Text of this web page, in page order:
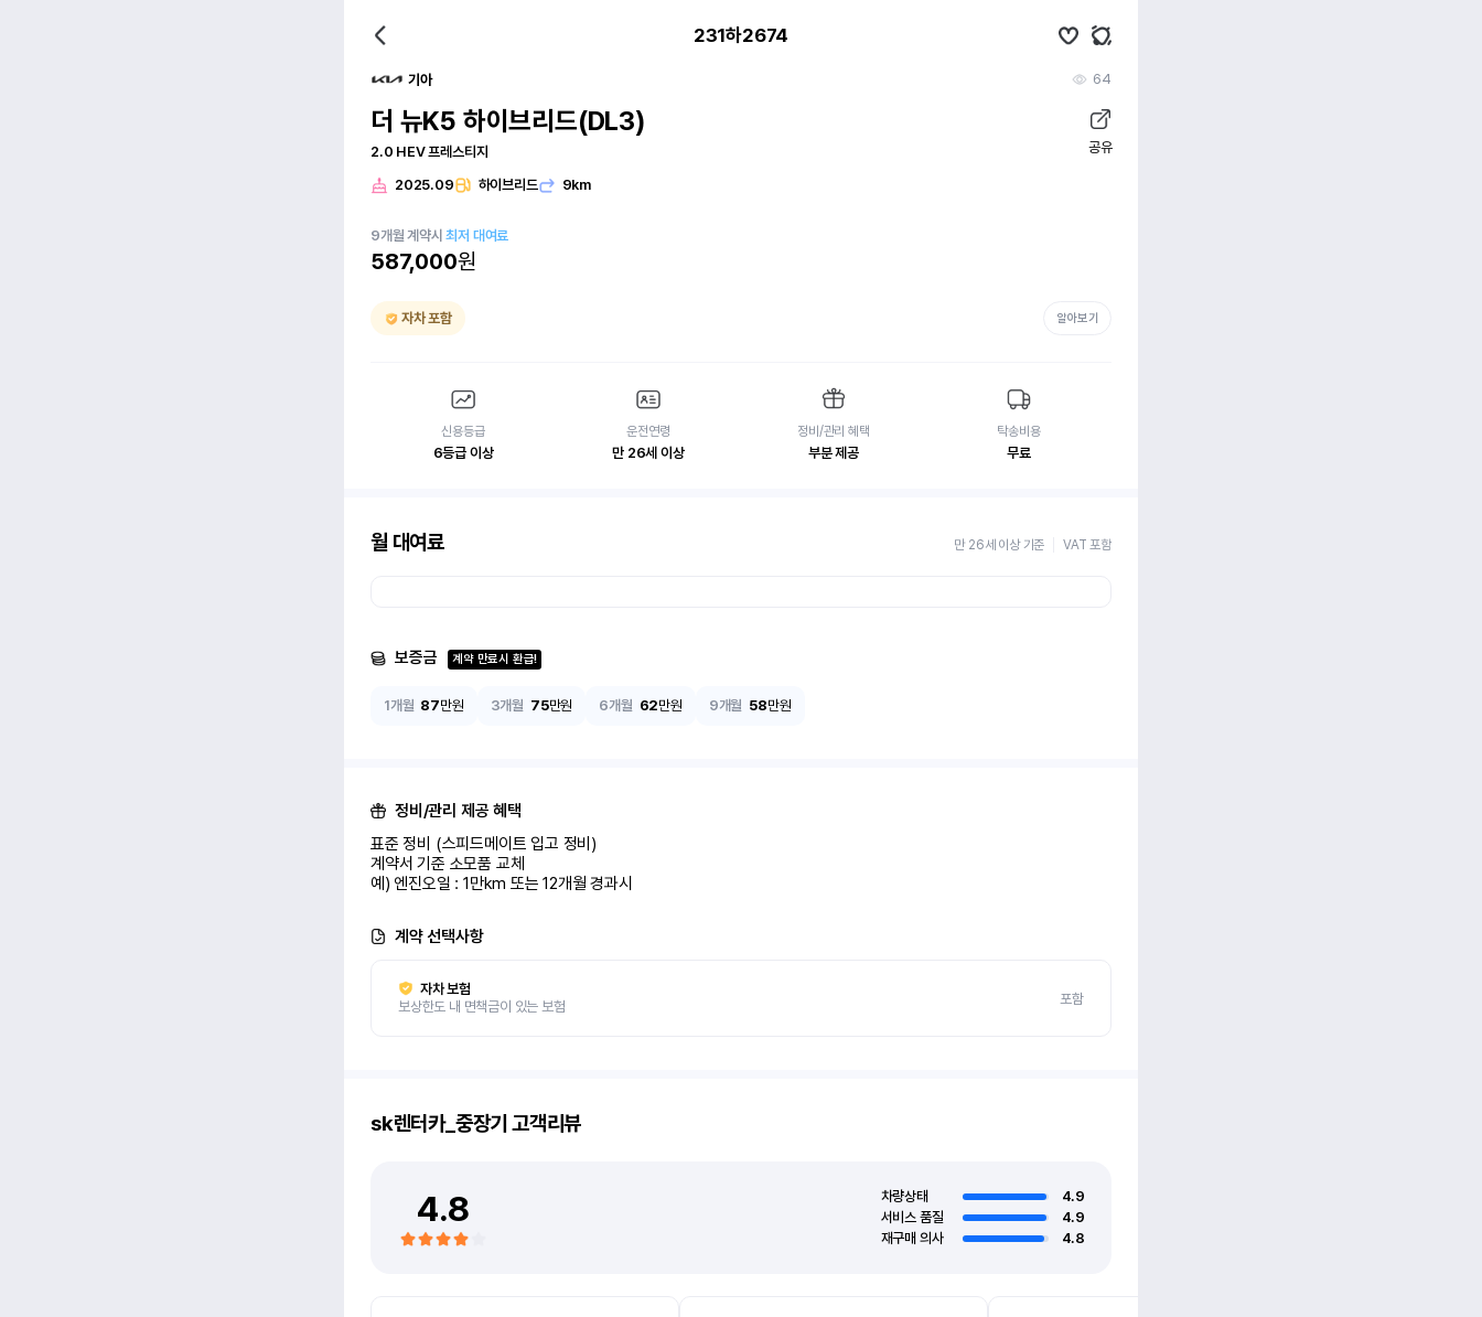
231하2674
기아 64
더 뉴K5 하이브리드(DL3)
2.0 HEV 프레스티지 공유
2025.09 하이브리드 9km
9개월 계약시최저 대여료
587,000원
자차 포함 알아보기
신용등급
6등급 이상
운전연령
만 26세 이상
정비/관리 혜택
부분 제공
탁송비용
무료
월 대여료 만 26세 이상 기준 VAT 포함
보증금 계약 만료시 환급!
1개월 87만원 3개월 75만원 6개월 62만원 9개월 58만원
정비/관리 제공 혜택
표준 정비 (스피드메이트 입고 정비)
계약서 기준 소모품 교체
예) 엔진오일 : 1만km 또는 12개월 경과시
계약 선택사항
자차 보험
보상한도 내 면책금이 있는 보험
포함
sk렌터카_중장기 고객리뷰
4.8 차량상태
4.9
서비스 품질
4.9
재구매 의사
4.8